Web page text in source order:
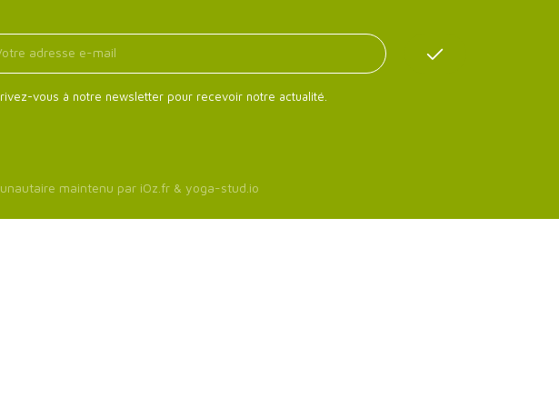
vous à notre newsletter pour recevoir notre actualité.
maintenu par iOz.fr & yoga-stud.io